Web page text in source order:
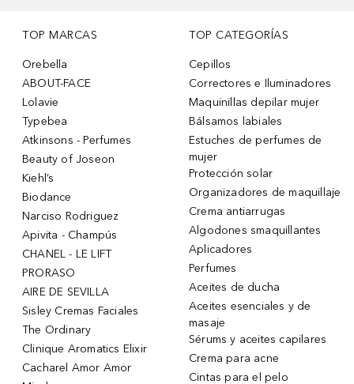
TOP MARCAS
Orebella
ABOUT-FACE
Lolavie
Typebea
Atkinsons - Perfumes
Beauty of Joseon
Kiehl’s
Biodance
Narciso Rodriguez
Apivita - Champús
CHANEL - LE LIFT
PRORASO
AIRE DE SEVILLA
Sisley Cremas Faciales
The Ordinary
Clinique Aromatics Elixir
Cacharel Amor Amor
TOP CATEGORÍAS
Cepillos
Correctores e Iluminadores
Maquinillas depilar mujer
Bálsamos labiales
Estuches de perfumes de
mujer
Protección solar
Organizadores de maquillaje
Crema antiarrugas
Algodones smaquillantes
Aplicadores
Perfumes
Aceites de ducha
Aceites esenciales y de
masaje
Sérums y aceites capilares
Crema para acne
Cintas para el pelo